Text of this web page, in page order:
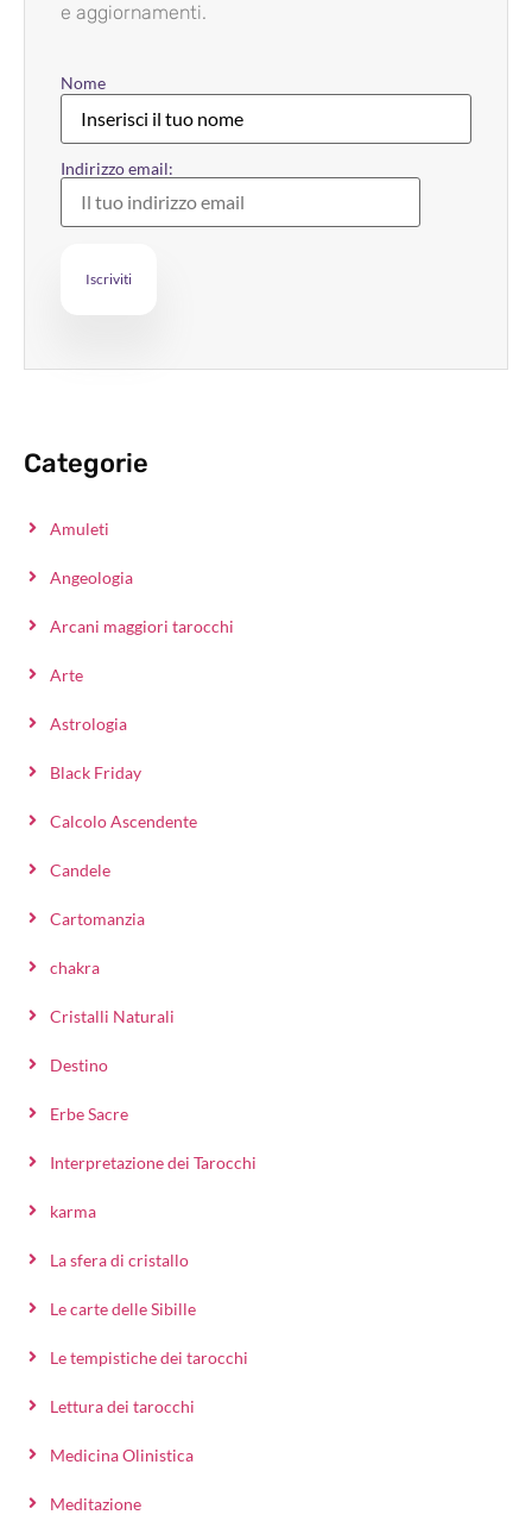
e aggiornamenti.
Nome
Indirizzo email:
Categorie
Amuleti
Angeologia
Arcani maggiori tarocchi
Arte
Astrologia
Black Friday
Calcolo Ascendente
Candele
Cartomanzia
chakra
Cristalli Naturali
Destino
Erbe Sacre
Interpretazione dei Tarocchi
karma
La sfera di cristallo
Le carte delle Sibille
Le tempistiche dei tarocchi
Lettura dei tarocchi
Medicina Olinistica
Meditazione